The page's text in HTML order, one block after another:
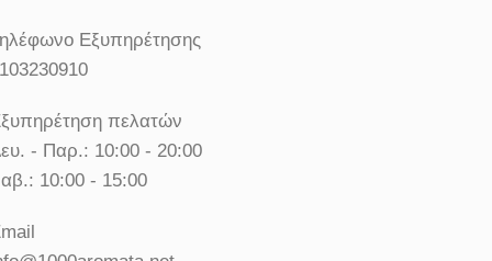
Εξυπηρέτησης
πελατών
- Παρ.: 10:00 - 20:00
10:00 - 15:00